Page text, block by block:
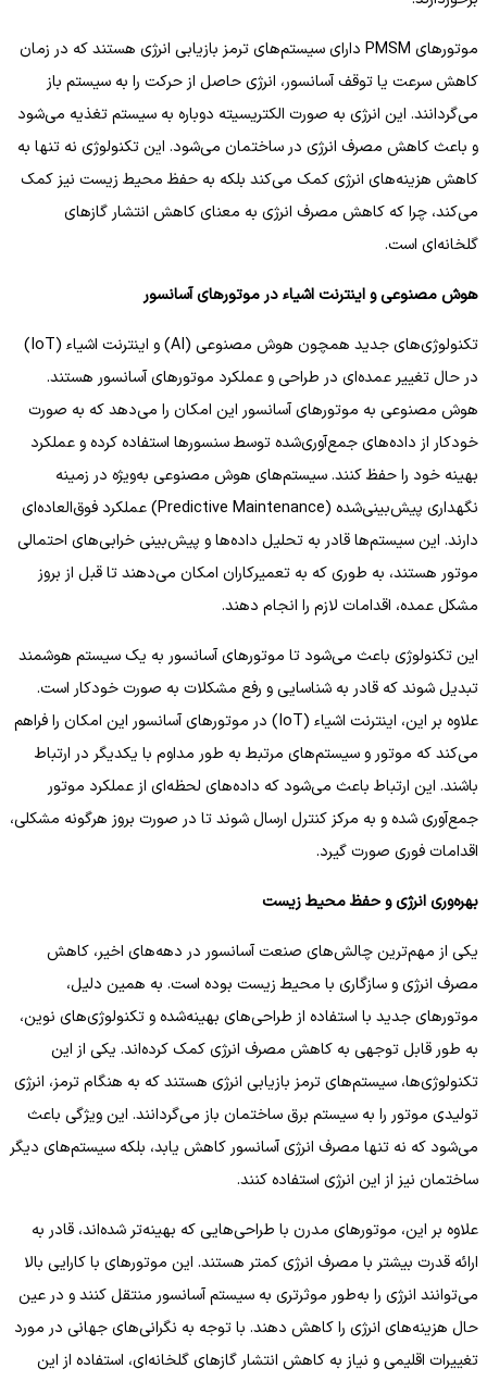
موتورهای PMSM دارای سیستم‌های ترمز بازیابی انرژی هستند که در زمان
کاهش سرعت یا توقف آسانسور، انرژی حاصل از حرکت را به سیستم باز
می‌گردانند. این انرژی به صورت الکتریسیته دوباره به سیستم تغذیه می‌شود
و باعث کاهش مصرف انرژی در ساختمان می‌شود. این تکنولوژی نه تنها به
کاهش هزینه‌های انرژی کمک می‌کند بلکه به حفظ محیط زیست نیز کمک
می‌کند، چرا که کاهش مصرف انرژی به معنای کاهش انتشار گازهای
گلخانه‌ای است.
هوش مصنوعی و اینترنت اشیاء در موتورهای آسانسور
تکنولوژی‌های جدید همچون هوش مصنوعی (AI) و اینترنت اشیاء (IoT)
در حال تغییر عمده‌ای در طراحی و عملکرد موتورهای آسانسور هستند.
هوش مصنوعی به موتورهای آسانسور این امکان را می‌دهد که به صورت
خودکار از داده‌های جمع‌آوری‌شده توسط سنسورها استفاده کرده و عملکرد
بهینه خود را حفظ کنند. سیستم‌های هوش مصنوعی به‌ویژه در زمینه
نگهداری پیش‌بینی‌شده (Predictive Maintenance) عملکرد فوق‌العاده‌ای
دارند. این سیستم‌ها قادر به تحلیل داده‌ها و پیش‌بینی خرابی‌های احتمالی
موتور هستند، به طوری که به تعمیرکاران امکان می‌دهند تا قبل از بروز
مشکل عمده، اقدامات لازم را انجام دهند.
این تکنولوژی باعث می‌شود تا موتورهای آسانسور به یک سیستم هوشمند
تبدیل شوند که قادر به شناسایی و رفع مشکلات به صورت خودکار است.
علاوه بر این، اینترنت اشیاء (IoT) در موتورهای آسانسور این امکان را فراهم
می‌کند که موتور و سیستم‌های مرتبط به طور مداوم با یکدیگر در ارتباط
باشند. این ارتباط باعث می‌شود که داده‌های لحظه‌ای از عملکرد موتور
جمع‌آوری شده و به مرکز کنترل ارسال شوند تا در صورت بروز هرگونه مشکلی،
اقدامات فوری صورت گیرد.
بهره‌وری انرژی و حفظ محیط زیست
یکی از مهم‌ترین چالش‌های صنعت آسانسور در دهه‌های اخیر، کاهش
مصرف انرژی و سازگاری با محیط زیست بوده است. به همین دلیل،
موتورهای جدید با استفاده از طراحی‌های بهینه‌شده و تکنولوژی‌های نوین،
به طور قابل توجهی به کاهش مصرف انرژی کمک کرده‌اند. یکی از این
تکنولوژی‌ها، سیستم‌های ترمز بازیابی انرژی هستند که به هنگام ترمز، انرژی
تولیدی موتور را به سیستم برق ساختمان باز می‌گردانند. این ویژگی باعث
می‌شود که نه تنها مصرف انرژی آسانسور کاهش یابد، بلکه سیستم‌های دیگر
ساختمان نیز از این انرژی استفاده کنند.
علاوه بر این، موتورهای مدرن با طراحی‌هایی که بهینه‌تر شده‌اند، قادر به
ارائه قدرت بیشتر با مصرف انرژی کمتر هستند. این موتورهای با کارایی بالا
می‌توانند انرژی را به‌طور موثرتری به سیستم آسانسور منتقل کنند و در عین
حال هزینه‌های انرژی را کاهش دهند. با توجه به نگرانی‌های جهانی در مورد
تغییرات اقلیمی و نیاز به کاهش انتشار گازهای گلخانه‌ای، استفاده از این